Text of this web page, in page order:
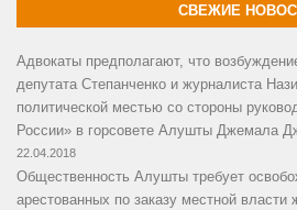
СВЕЖИЕ
Адвокаты предполагают, что
депутата Степанченко и журналиста
политической местью со стороны
России» в горсовете Алушты Джемала
22.04.2018
Общественность Алушты требует
арестованных по заказу местной